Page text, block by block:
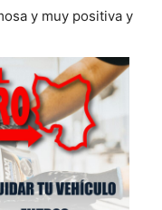
y muy positiva y